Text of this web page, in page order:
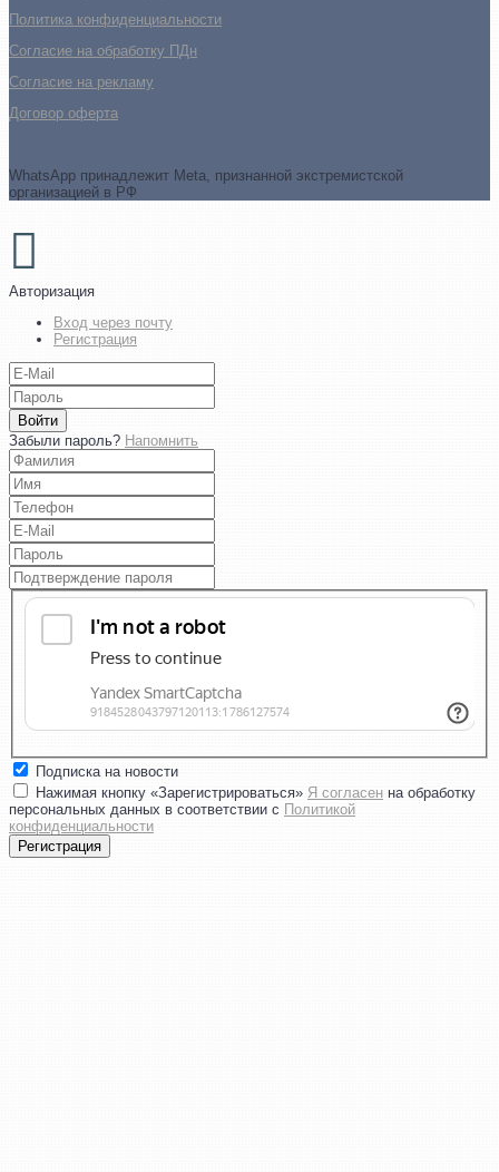
Политика конфиденциальности
Согласие на обработку ПДн
Cогласие на рекламу
Договор оферта
WhatsApp принадлежит Meta, признанной экстремистской
организацией в РФ
Авторизация
Вход через почту
Регистрация
Войти
Забыли пароль? Напомнить
Подписка на новости
Нажимая кнопку «Зарегистрироваться» Я согласен на обработку
персональных данных в соответствии с Политикой
конфиденциальности
Регистрация